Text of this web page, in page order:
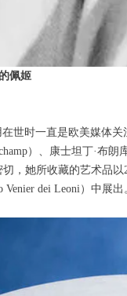
佩姬
时一直是欧美媒体关
）、康士坦丁·布朗
，她所收藏的艺术品
dei Leoni）中展